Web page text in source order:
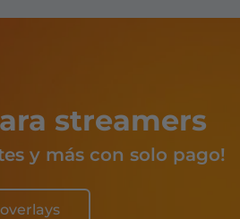
streamers
y más con solo pago!